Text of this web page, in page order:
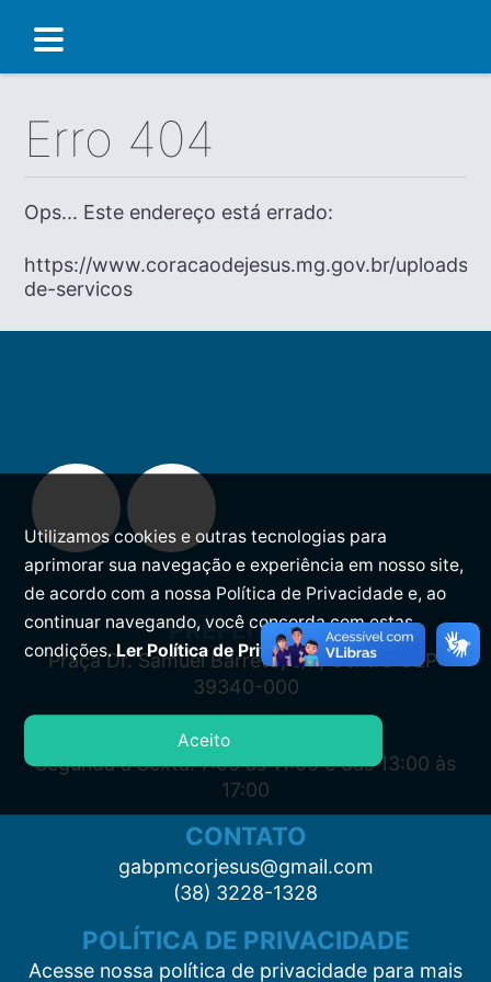
Erro 404
Ops... Este endereço está errado:
https://www.coracaodejesus.mg.gov.br/uploads/
de-servicos
PREFEITURA
Praça Dr. Samuel Barreto, s/n, Centro CEP:
39340-000
ATENDIMENTO
Segunda à Sexta: 7:00 às 11:00 e das 13:00 às
17:00
CONTATO
gabpmcorjesus@gmail.com
(38) 3228-1328
POLÍTICA DE PRIVACIDADE
Acesse nossa política de privacidade para mais
Utilizamos cookies e outras tecnologias para
aprimorar sua navegação e experiência em nosso site,
de acordo com a nossa Política de Privacidade e, ao
continuar navegando, você concorda com estas
condições.Ler Política de Privacidade.
Aceito